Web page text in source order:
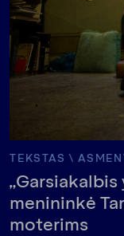
TEKSTAS \
„Garsiakalbis
menininkė
moterims